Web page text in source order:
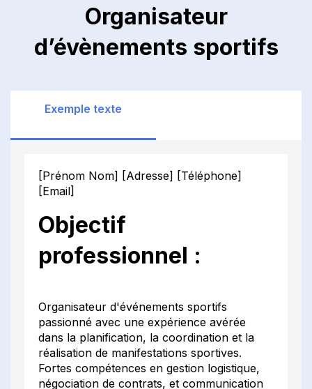
Organisateur
d’évènements sportifs
Exemple texte
[Prénom Nom] [Adresse] [Téléphone]
[Email]
Objectif
professionnel :
Organisateur d'événements sportifs
passionné avec une expérience avérée
dans la planification, la coordination et la
réalisation de manifestations sportives.
Fortes compétences en gestion logistique,
négociation de contrats, et communication